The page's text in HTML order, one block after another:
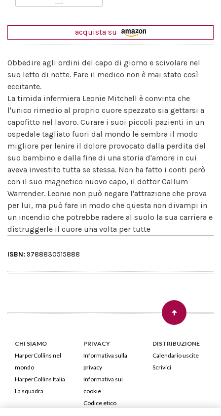
acquista su
Obbedire agli ordini del capo di giorno e scivolare nel
suo letto di notte. Fare il medico non è mai stato così
eccitante.
La timida infermiera Leonie Mitchell è convinta che
l'unico rimedio al proprio cuore spezzato sia gettarsi a
capofitto nel lavoro. Curare i suoi piccoli pazienti in un
ospedale tagliato fuori dal mondo le sembra il modo
migliore per lenire il dolore provocato dalla perdita del
suo bambino e dalla fine di una storia d'amore in cui
aveva investito tutta se stessa. Non ha fatto i conti però
con il suo magnetico nuovo capo, il dottor Callum
Warrender. Leonie non può negare l'attrazione che prova
per lui, ma può fare in modo che questa non divampi in
un incendio che potrebbe radere al suolo la sua carriera e
distruggerle il cuore una volta per tutte
ISBN: 9788830515888
CHI SIAMO
HarperCollins nel
mondo
HarperCollins Italia
La squadra
PRIVACY
Informativa sulla
privacy
Informativa sui
cookie
Codice etico
DISTRIBUZIONE
Calendario uscite
Scrivici